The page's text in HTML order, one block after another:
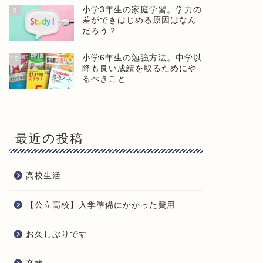
9
小学3年生の家庭学習。学力の
差ができはじめる原因はなん
だろう？
10
小学6年生の勉強方法。中学以
降も良い成績を取るためにや
るべきこと
最近の投稿
高校生活
【公立高校】入学準備にかかった費用
お久しぶりです